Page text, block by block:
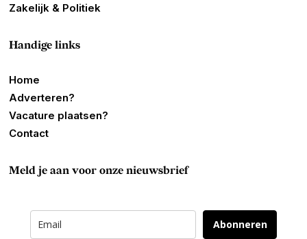
Zakelijk & Politiek
Handige links
Home
Adverteren?
Vacature plaatsen?
Contact
Meld je aan voor onze nieuwsbrief
Abonneren